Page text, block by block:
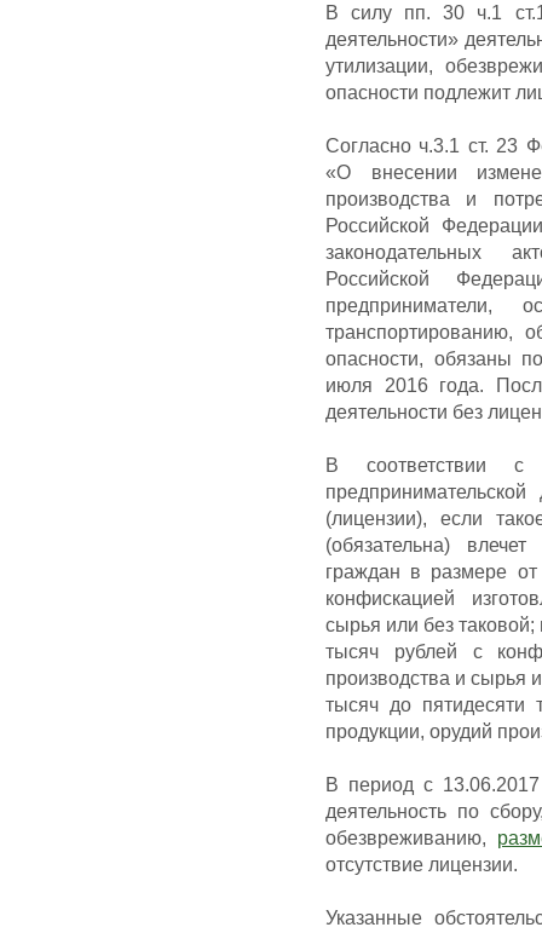
В силу пп. 30 ч.1
деятельности»
утилизации,
опасности подлежит
Согласно ч.3.1 ст. 23
«О внесении
производства и
Российской
законодательных
Российской
предприниматели,
транспортированию,
опасности, обязаны
июля 2016 года.
деятельности без
В соответствии
(лицензии), если
(обязательна)
граждан в размере
конфискацией
сырья или без
тысяч рублей с
производства и сырья
тысяч до пятидесяти
продукции, орудий
В период с
деятельность по
обезвреживанию,
отсутствие лицензии.
Указанные